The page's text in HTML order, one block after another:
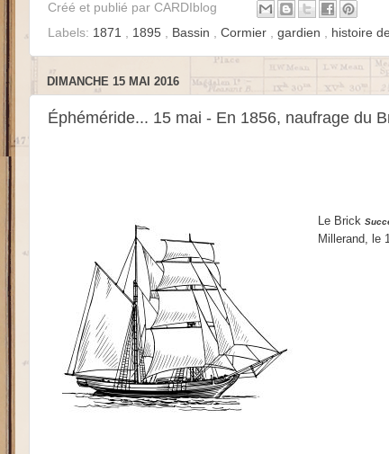
Créé et publié par CARDIblog
Labels: 1871 , 1895 , Bassin , Cormier , gardien , histoire
DIMANCHE 15 MAI 2016
Éphéméride... 15 mai - En 1856, naufrage du
Le Brick
Millerand, le